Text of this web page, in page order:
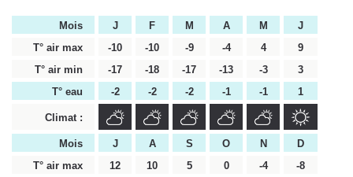
Mois J F M A M
J
T° air max
-10 -10 -9 -4 4
9
T° air min
-17 -18 -17 -13 -3
3
T° eau
-2 -2 -2 -1 -1 1
Climat :
Mois J A S O N
D
T° air max
12 10 5 0 -4
-8